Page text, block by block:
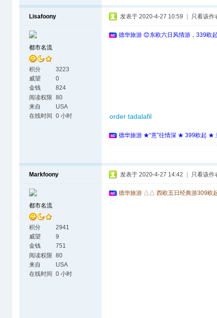
Lisafoony
都市名流
积分
3223
威望
0
金钱
824
阅读权限 80
来自
USA
在线时间
0 小时
发表于 2020-4-27 10:59 只看该作
德华旅游 😊东欧六日风情游，339欧
order tadalafil
德华旅游 ★“意”往情深 ★ 399欧起 ★
Markfoony
都市名流
积分
2941
威望
9
金钱
751
阅读权限 80
来自
USA
在线时间
0 小时
发表于 2020-4-27 14:42 只看该作
德华旅游 △△ 西欧五日经典游309欧